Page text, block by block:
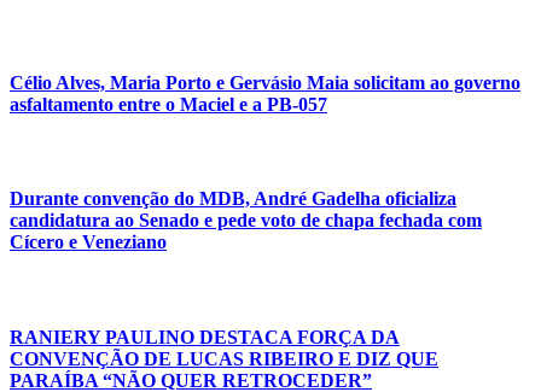
Célio Alves, Maria Porto e Gervásio Maia solicitam ao governo
asfaltamento entre o Maciel e a PB-057
Durante convenção do MDB, André Gadelha oficializa
candidatura ao Senado e pede voto de chapa fechada com
Cícero e Veneziano
RANIERY PAULINO DESTACA FORÇA DA
CONVENÇÃO DE LUCAS RIBEIRO E DIZ QUE
PARAÍBA “NÃO QUER RETROCEDER”